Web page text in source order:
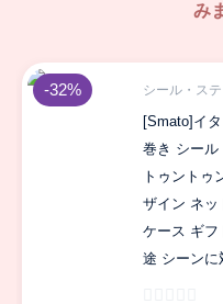
み
シール・ス
[Smato]イ
巻き シール
トゥントゥ
ザイン ネッ
ケース ギフ
途 シーンに
-32%